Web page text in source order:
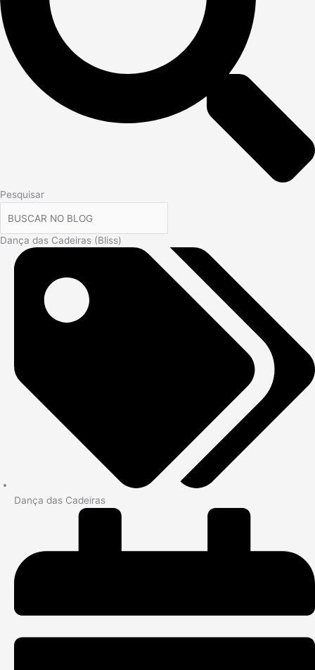
Pesquisar
Dança das Cadeiras (Bliss)
Dança das Cadeiras